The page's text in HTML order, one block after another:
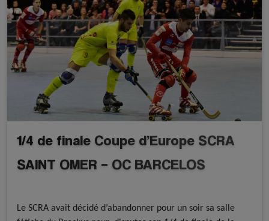
1/4 de finale Coupe d’Europe SCRA
SAINT OMER – OC BARCELOS
Le SCRA avait décidé d’abandonner pour un soir sa salle